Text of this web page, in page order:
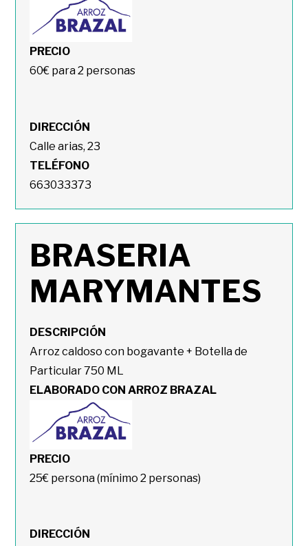
PRECIO
60€ para 2 personas
DIRECCIÓN
Calle arias, 23
TELÉFONO
663033373
BRASERIA
MARYMANTES
DESCRIPCIÓN
Arroz caldoso con bogavante + Botella de
Particular 750 ML
ELABORADO CON ARROZ BRAZAL
PRECIO
25€ persona (mínimo 2 personas)
DIRECCIÓN